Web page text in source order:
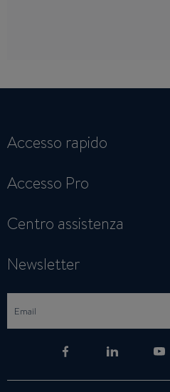
Accesso rapido
Accesso Pro
Centro assistenza
Newsletter